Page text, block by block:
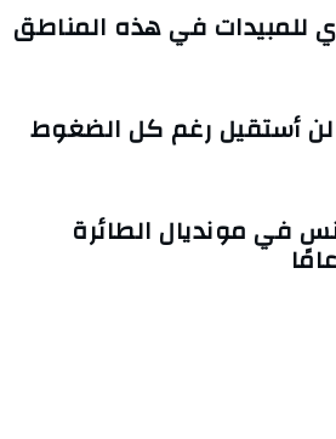
في هذه المناطق
لن أستقيل رغم كل الضغوط
في مونديال الطائرة